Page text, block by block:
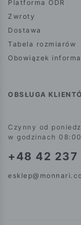
Platforma ODR
Zwroty
Dostawa
Tabela rozmiarów
Obowiązek
OBSŁUGA
Czynny od
w godzinach
+48 42 237